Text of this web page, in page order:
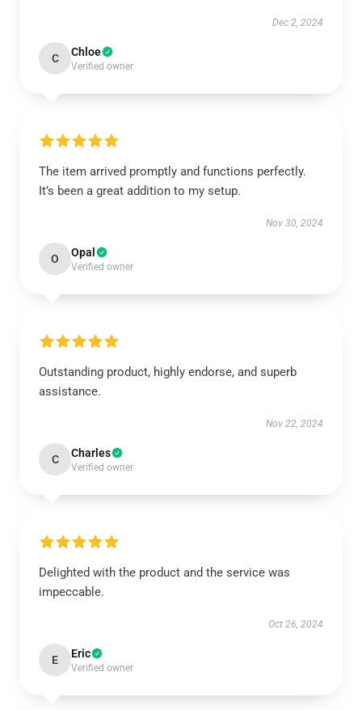
Dec 2, 2024
C Chloe
Verified owner
The item arrived promptly and functions perfectly.
It’s been a great addition to my setup.
Nov 30, 2024
O Opal
Verified owner
Outstanding product, highly endorse, and superb
assistance.
Nov 22, 2024
C Charles
Verified owner
Delighted with the product and the service was
impeccable.
Oct 26, 2024
E Eric
Verified owner